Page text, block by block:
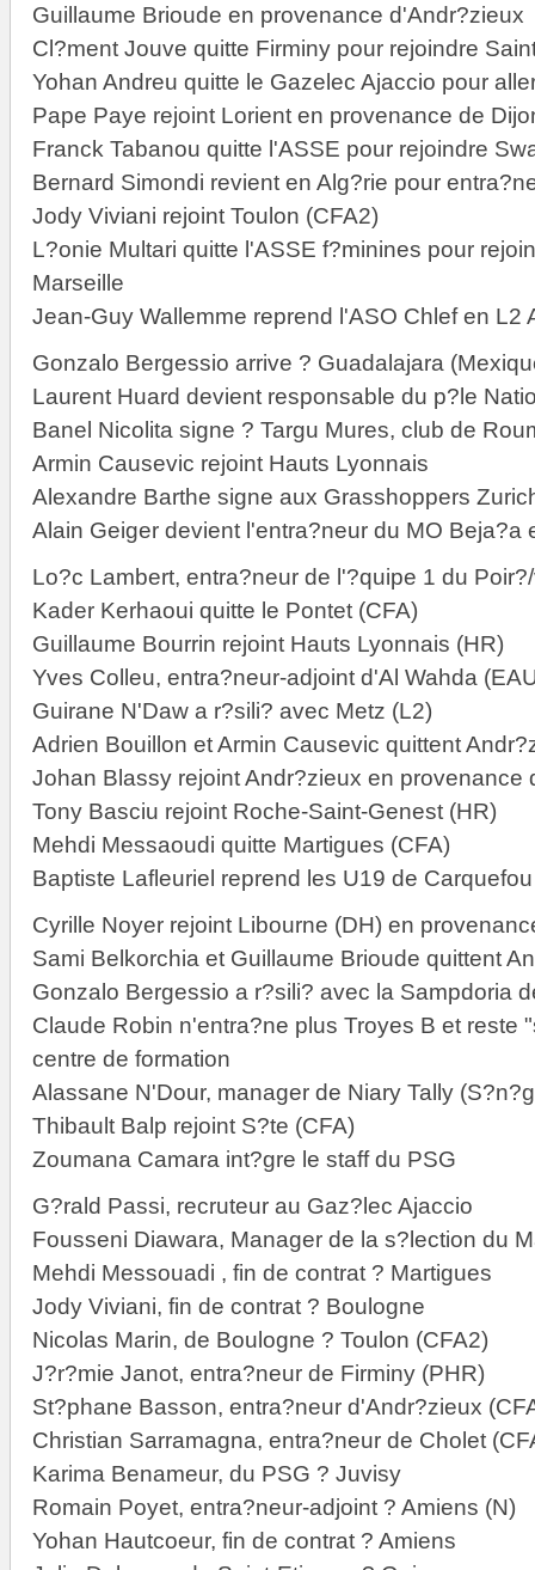
Guillaume Brioude en provenance d'Andr?zieux
Cl?ment Jouve quitte Firminy pour rejoindre
Yohan Andreu quitte le Gazelec Ajaccio pour
Pape Paye rejoint Lorient en provenance de
Franck Tabanou quitte l'ASSE pour rejoindre
Bernard Simondi revient en Alg?rie pour
Jody Viviani rejoint Toulon (CFA2)
L?onie Multari quitte l'ASSE f?minines pour
Marseille
Jean-Guy Wallemme reprend l'ASO Chlef en L2
Gonzalo Bergessio arrive ? Guadalajara
Laurent Huard devient responsable du p?le
Banel Nicolita signe ? Targu Mures, club de
Armin Causevic rejoint Hauts Lyonnais
Alexandre Barthe signe aux Grasshoppers
Alain Geiger devient l'entra?neur du MO Beja?a
Lo?c Lambert, entra?neur de l'?quipe 1 du
Kader Kerhaoui quitte le Pontet (CFA)
Guillaume Bourrin rejoint Hauts Lyonnais (HR)
Yves Colleu, entra?neur-adjoint d'Al Wahda
Guirane N'Daw a r?sili? avec Metz (L2)
Adrien Bouillon et Armin Causevic quittent
Johan Blassy rejoint Andr?zieux en provenance
Tony Basciu rejoint Roche-Saint-Genest (HR)
Mehdi Messaoudi quitte Martigues (CFA)
Baptiste Lafleuriel reprend les U19 de Carquefou
Cyrille Noyer rejoint Libourne (DH) en
Sami Belkorchia et Guillaume Brioude quittent
Gonzalo Bergessio a r?sili? avec la Sampdoria
Claude Robin n'entra?ne plus Troyes B et reste
centre de formation
Alassane N'Dour, manager de Niary Tally
Thibault Balp rejoint S?te (CFA)
Zoumana Camara int?gre le staff du PSG
G?rald Passi, recruteur au Gaz?lec Ajaccio
Fousseni Diawara, Manager de la s?lection du
Mehdi Messouadi , fin de contrat ? Martigues
Jody Viviani, fin de contrat ? Boulogne
Nicolas Marin, de Boulogne ? Toulon (CFA2)
J?r?mie Janot, entra?neur de Firminy (PHR)
St?phane Basson, entra?neur d'Andr?zieux
Christian Sarramagna, entra?neur de Cholet
Karima Benameur, du PSG ? Juvisy
Romain Poyet, entra?neur-adjoint ? Amiens (N)
Yohan Hautcoeur, fin de contrat ? Amiens